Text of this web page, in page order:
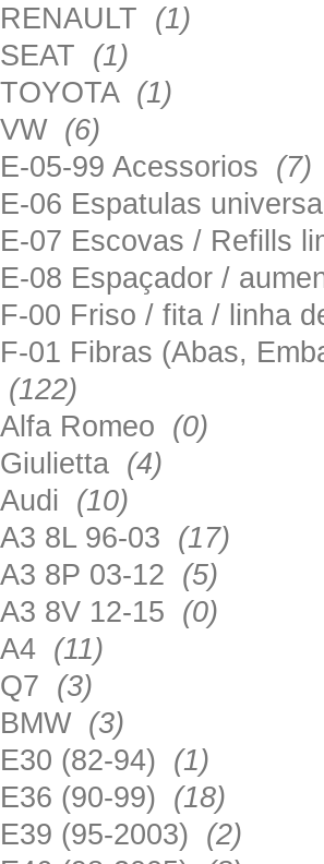
RENAULT (1)
SEAT (1)
TOYOTA (1)
VW (6)
E-05-99 Acessorios (7)
E-06 Espatulas
E-07 Escovas / Refills
E-08 Espaçador /
F-00 Friso / fita / linha
F-01 Fibras (Abas,
(122)
Alfa Romeo (0)
Giulietta (4)
Audi (10)
A3 8L 96-03 (17)
A3 8P 03-12 (5)
A3 8V 12-15 (0)
A4 (11)
Q7 (3)
BMW (3)
E30 (82-94) (1)
E36 (90-99) (18)
E39 (95-2003) (2)